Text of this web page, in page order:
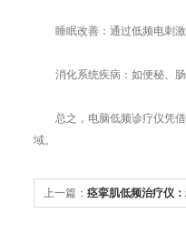
睡眠改善：通过低频电刺激
消化系统疾病：如便秘、肠
总之，电脑低频诊疗仪凭借
域。
上一篇： 痉挛肌低频治疗仪